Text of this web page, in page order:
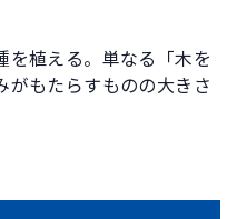
を植える。単なる「木を
がもたらすものの大きさ